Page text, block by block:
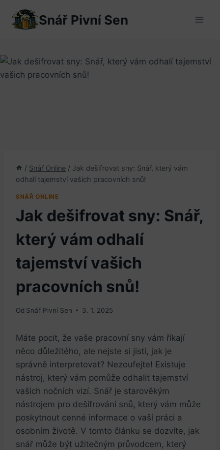
obsah
Snář Pivní Sen
/ Snář Online / Jak dešifrovat sny: Snář, který vám
odhalí tajemství vašich pracovních snů!
SNÁŘ ONLINE
Jak dešifrovat sny: Snář,
který vám odhalí
tajemství vašich
pracovních snů!
Od Snář Pivní Sen 3. 1. 2025
Máte pocit, že vaše pracovní sny vám říkají
něco důležitého, ale nejste si jisti, jak je
správně interpretovat? Nezoufejte! Existuje
nástroj, který vám pomůže odhalit tajemství
vašich nočních vizí. Snář je starověkým
nástrojem pro dešifrování snů, který vám může
poskytnout cenné informace o vaší práci a
osobním životě. V tomto článku se dozvíte, jak
snář může být užitečným průvodcem, který